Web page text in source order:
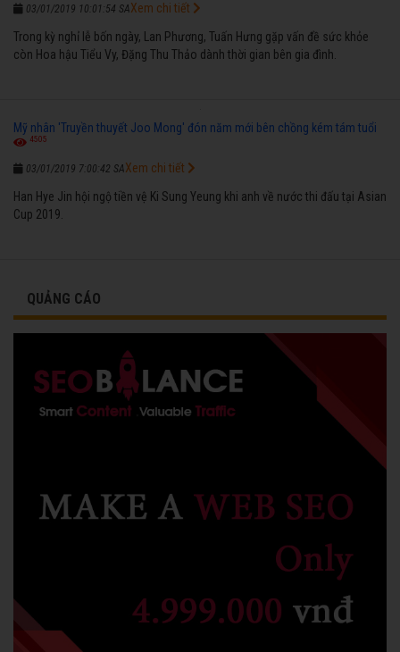
03/01/2019 10:01:54 SA
Trong kỳ nghỉ lễ bốn ngày, Lan Phương, Tuấn Hưng gặp vấn đề sức khỏe
còn Hoa hậu Tiểu Vy, Đặng Thu Thảo dành thời gian bên gia đình.
Xem chi tiết
Mỹ nhân 'Truyền thuyết Joo Mong' đón năm mới bên chồng kém tám tuổi
4505
03/01/2019 7:00:42 SA
Han Hye Jin hội ngộ tiền vệ Ki Sung Yeung khi anh về nước thi đấu tại Asian
Cup 2019.
Xem chi tiết
QUẢNG CÁO